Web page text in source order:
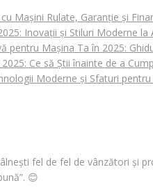
Mașini Rulate, Garanție și
Inovații și Stiluri Moderne la
pentru Mașina Ta în 2025:
Ce să Știi înainte de a
Moderne și Sfaturi
fel de fel de vânzători și
😊